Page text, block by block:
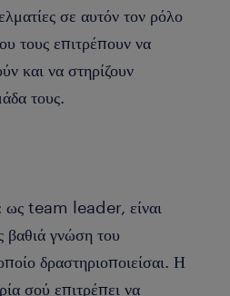
σε αυτόν τον ρόλο
τους επιτρέπουν να
και να στηρίζουν
τους.
ως team leader, είναι
βαθιά γνώση του
δραστηριοποιείσαι. Η
σού επιτρέπει να